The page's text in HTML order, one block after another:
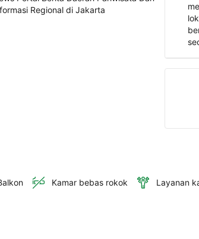
Kamar bebas rokok Layanan